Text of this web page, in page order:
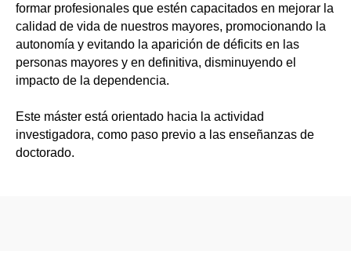
formar profesionales que estén capacitados en mejorar la
calidad de vida de nuestros mayores, promocionando la
autonomía y evitando la aparición de déficits en las
personas mayores y en definitiva, disminuyendo el
impacto de la dependencia.
Este máster está orientado hacia la actividad
investigadora, como paso previo a las enseñanzas de
doctorado.